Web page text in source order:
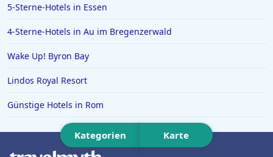
Hotels in Lingen (Ems)
Hotels in Boblingen
Kategorien Karte
5-Sterne-Hotels in Essen
4-Sterne-Hotels in Au im Bregenzerwald
Wake Up! Byron Bay
Lindos Royal Resort
Günstige Hotels in Rom